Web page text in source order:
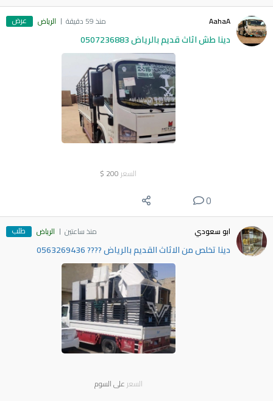
AahaA منذ 59 دقيقة الرياض عرض
دينا طش اثاث قديم بالرياض 0507236883
السعر 200
$
0
ابو سعودي منذ ساعتين الرياض طلب
دينا تخلص من الاثاث القديم بالرياض ???? 0563269436
السعر على السوم